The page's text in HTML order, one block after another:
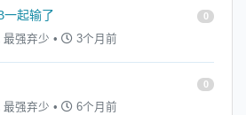
一起输了 0
最强弃少 • 3个月前
0
最强弃少 • 6个月前